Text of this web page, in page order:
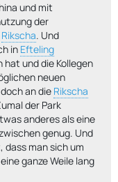
und mit
der
Rikscha. Und
in Efteling
und die Kollegen
neuen
an die Rikscha
der Park
anderes als eine
genug. Und
man sich um
ganze Weile lang